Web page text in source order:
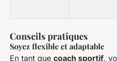
Conseils pratiques
Soyez flexible et adaptable
En tant que coach sportif,